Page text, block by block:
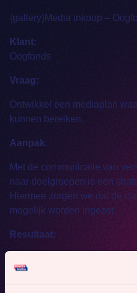
{gallery}Media inkoop –
Klant:
Oogfonds
Vraag:
Ontwikkel een mediaplan
kunnen bereiken.
Aanpak:
Met de communicatie van
naar doelgroepen is een
Hiermee zorgen we dat de
mogelijk worden ingezet.
Resultaat:
Door multichannel inzet van
zowel offline als online een
doelgroep.